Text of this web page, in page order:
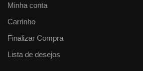
Minha conta
Carrinho
Finalizar Compra
Lista de desejos